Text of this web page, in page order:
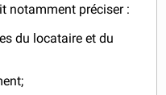
notamment préciser :
du locataire et du